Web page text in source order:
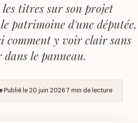
titres sur son projet
patrimoine d'une députée,
comment y voir clair sans
dans le panneau.
·Publié le20 juin 2026·7 min de lecture